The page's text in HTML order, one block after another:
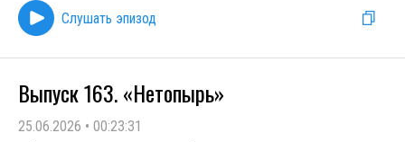
Слушать эпизод
Выпуск 163. «Нетопырь»
25.06.2026 • 00:23:31